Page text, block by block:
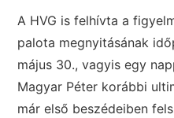
A HVG is felhívta a
palota megnyitásának
május 30., vagyis egy
Magyar Péter korábbi
már első beszédeiben